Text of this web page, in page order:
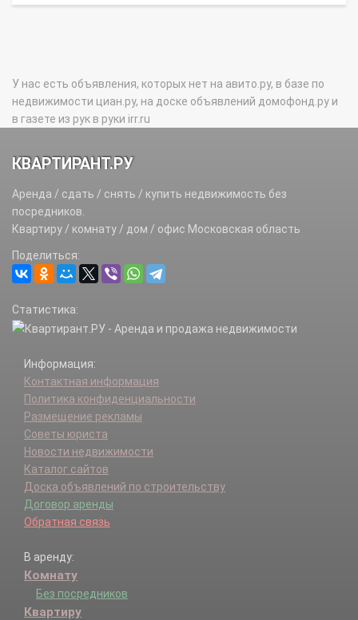
У нас есть объявления, которых нет на авито.ру, в базе по
недвижимости циан.ру, на доске объявлений домофонд.ру и
в газете из рук в руки irr.ru
КВАРТИРАНТ.РУ
Аренда / сдать / снять / купить недвижимость без
посредников.
Квартиру / комнату / дом / офис Московская область
Поделиться:
Статистика:
Информация:
Контактная информация
Политика конфиденциальности
Размещение рекламы
Советы юриста
Новости недвижимости
Каталог сайтов
Доска объявлений по строительству
Договор аренды
Обратная связь
В аренду:
Комнату
Без посредников
Квартиру